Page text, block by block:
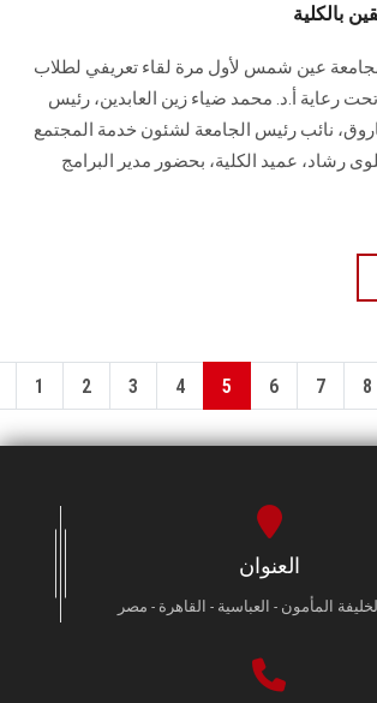
بالكلية
عين شمس لأول مرة لقاء تعريفي لطلاب
‏رعاية أ.د. محمد ضياء زين العابدين، رئيس
نائب رئيس الجامعة ‏لشئون خدمة المجتمع
رشاد، عميد الكلية، بحضور ‏مدير البرامج
1 2 3 4 5 6 7 8
العنوان
المأمون - العباسية - القاهرة - مصر